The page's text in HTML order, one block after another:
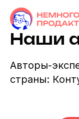
Наши
Авторы-
страны: